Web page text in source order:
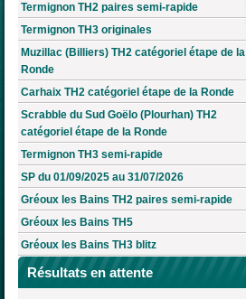
Termignon TH2 paires semi-rapide
Termignon TH3 originales
Muzillac (Billiers) TH2 catégoriel étape de la
Ronde
Carhaix TH2 catégoriel étape de la Ronde
Scrabble du Sud Goëlo (Plourhan) TH2
catégoriel étape de la Ronde
Termignon TH3 semi-rapide
SP du 01/09/2025 au 31/07/2026
Gréoux les Bains TH2 paires semi-rapide
Gréoux les Bains TH5
Gréoux les Bains TH3 blitz
Résultats en attente